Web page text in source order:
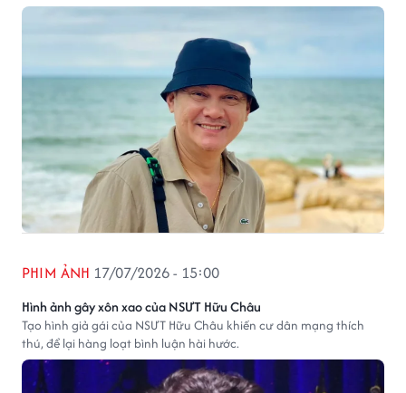
Hình ảnh gây xôn xao của NSƯT Hữu Châu
PHIM ẢNH 17/07/2026 - 15:00
Tạo hình giả gái của NSƯT Hữu Châu khiến cư dân mạng thích
thú, để lại hàng loạt bình luận hài hước.